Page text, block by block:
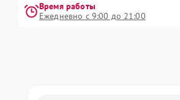
Время работы
Ежедневно с 9:00 до 21:00